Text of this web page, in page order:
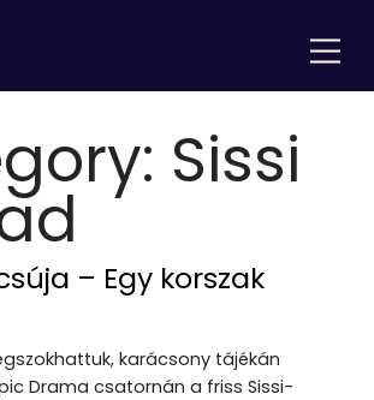
Sissi
– Egy korszak
karácsony tájékán
Drama csatornán a friss Sissi-